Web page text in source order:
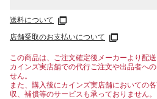
送料について
店舗受取のお支払いについて
この商品は、ご注文確定後メーカーより配
カインズ実店舗での代行ご注文や出品者へ
せん。
また、購入後にカインズ実店舗においての
収、補償等のサービスも承っておりません。